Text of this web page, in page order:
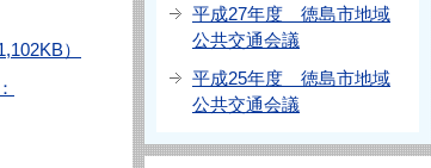
）
平成27年度 徳島市地域
公共交通会議
平成25年度 徳島市地域
公共交通会議